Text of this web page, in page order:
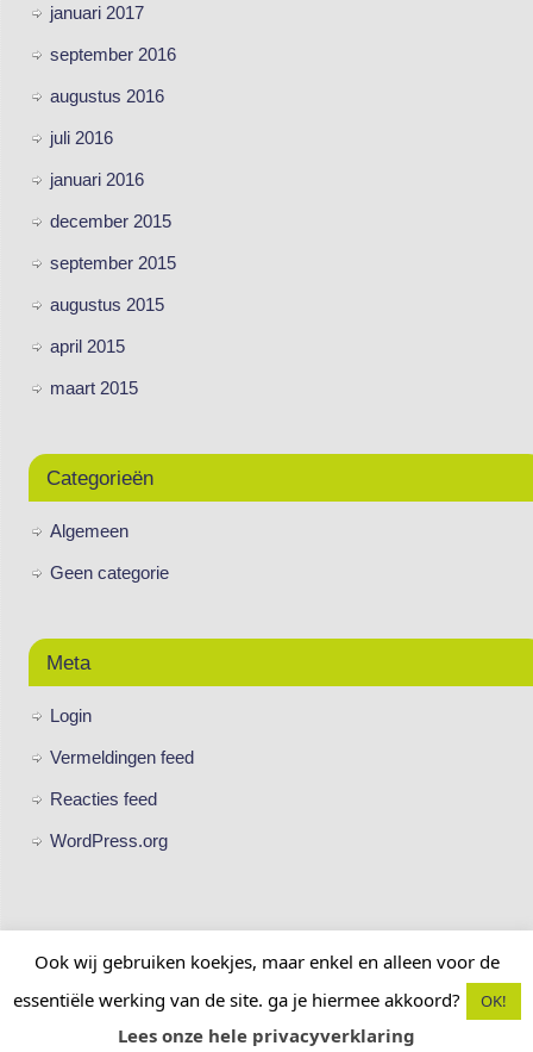
januari 2017
september 2016
augustus 2016
juli 2016
januari 2016
december 2015
september 2015
augustus 2015
april 2015
maart 2015
Categorieën
Algemeen
Geen categorie
Meta
Login
Vermeldingen feed
Reacties feed
WordPress.org
BC Union Goor| Aangedreven doorMantra&WordPress.
Ook wij gebruiken koekjes, maar enkel en alleen voor de
essentiële werking van de site. ga je hiermee akkoord?
OK!
Lees onze hele privacyverklaring